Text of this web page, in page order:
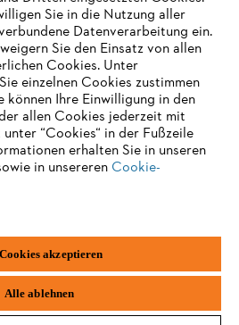
Sie in die Nutzung aller
Datenverarbeitung ein.
Sie den Einsatz von allen
Cookies. Unter
einzelnen Cookies zustimmen
können Ihre Einwilligung in den
allen Cookies jederzeit mit
“Cookies“ in der Fußzeile
erhalten Sie in unseren
in unsereren Cookie-
akzeptieren
Alle ablehnen